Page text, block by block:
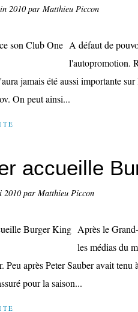
2010par Matthieu Piccon
A défaut de
l'autopromotion.
jamais été aussi importante
On peut ainsi...
accueille
2010par Matthieu Piccon
Après le
les médias du
Peu après Peter Sauber avait
pour la saison...